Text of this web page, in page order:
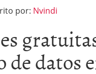
vs cuenta
35 años
enero 9, 2026
anuncia reducción
2026: qué te afecta
vuelve a las
por: Nvindi
de datos